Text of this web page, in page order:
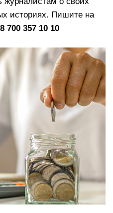
в
и
а
ц
историях. Пишите на
8 700 357 10 10